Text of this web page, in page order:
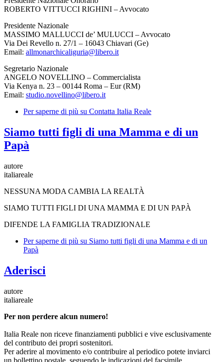
ROBERTO VITTUCCI RIGHINI – Avvocato
Presidente Nazionale
MASSIMO MALLUCCI de’ MULUCCI – Avvocato
Via Dei Revello n. 27/1 – 16043 Chiavari (Ge)
Email: allmonarchicaliguria@libero.it
Segretario Nazionale
ANGELO NOVELLINO – Commercialista
Via Kenya n. 23 – 00144 Roma – Eur (RM)
Email: studio.novellino@libero.it
Per saperne di più su Contatta Italia Reale
Siamo tutti figli di una Mamma e di un
Papà
autore
italiareale
NESSUNA MODA CAMBIA LA REALTÀ
SIAMO TUTTI FIGLI DI UNA MAMMA E DI UN PAPÀ
DIFENDE LA FAMIGLIA TRADIZIONALE
Per saperne di più su Siamo tutti figli di una Mamma e di un
Papà
Aderisci
autore
italiareale
Per non perdere alcun numero!
Italia Reale non riceve finanziamenti pubblici e vive esclusivamente
del contributo dei propri sostenitori.
Per aderire al movimento e/o contribuire al periodico potete inviarci
un bollettino postale, seguendo le indicazioni del facsimile